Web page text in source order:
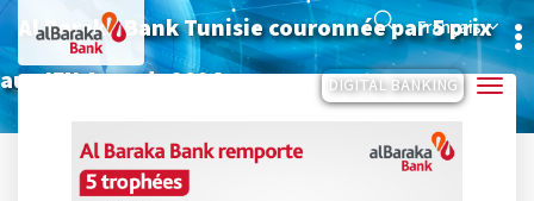
Aller
au
contenu
principal
Français
Search
DIGITAL BANKING
Al Baraka Bank Tunisie couronnée par 5 prix
aux IFN Awards 2024